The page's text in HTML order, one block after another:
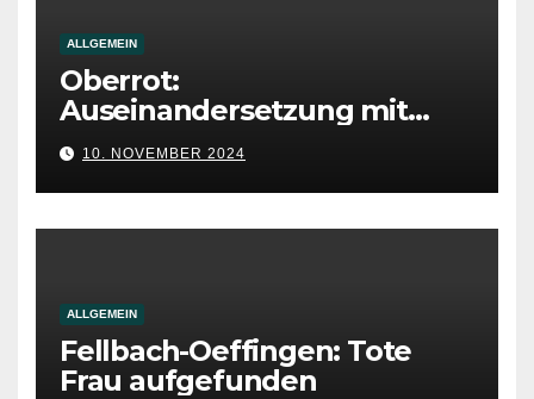
ALLGEMEIN
Oberrot:
Auseinandersetzung mit
tödlich verletzter Person
10. NOVEMBER 2024
ALLGEMEIN
Fellbach-Oeffingen: Tote
Frau aufgefunden